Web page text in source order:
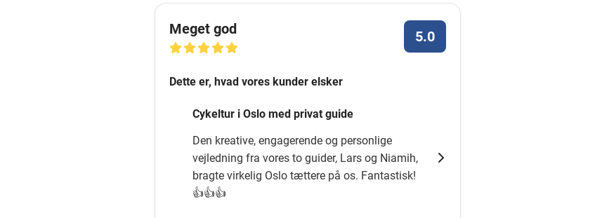
Meget god 5.0
Dette er, hvad vores kunder elsker
Cykeltur i Oslo med privat guide
Den kreative, engagerende og personlige
vejledning fra vores to guider, Lars og Niamih,
bragte virkelig Oslo tættere på os. Fantastisk!
👍👍👍